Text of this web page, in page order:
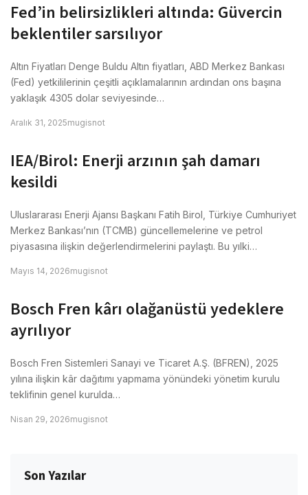
Fed’in belirsizlikleri altında: Güvercin
beklentiler sarsılıyor
Altın Fiyatları Denge Buldu Altın fiyatları, ABD Merkez Bankası
(Fed) yetkililerinin çeşitli açıklamalarının ardından ons başına
yaklaşık 4305 dolar seviyesinde…
Aralık 31, 2025mugisnot
IEA/Birol: Enerji arzının şah damarı
kesildi
Uluslararası Enerji Ajansı Başkanı Fatih Birol, Türkiye Cumhuriyet
Merkez Bankası’nın (TCMB) güncellemelerine ve petrol
piyasasına ilişkin değerlendirmelerini paylaştı. Bu yılki…
Mayıs 14, 2026mugisnot
Bosch Fren kârı olağanüstü yedeklere
ayrılıyor
Bosch Fren Sistemleri Sanayi ve Ticaret A.Ş. (BFREN), 2025
yılına ilişkin kâr dağıtımı yapmama yönündeki yönetim kurulu
teklifinin genel kurulda…
Nisan 29, 2026mugisnot
Son Yazılar